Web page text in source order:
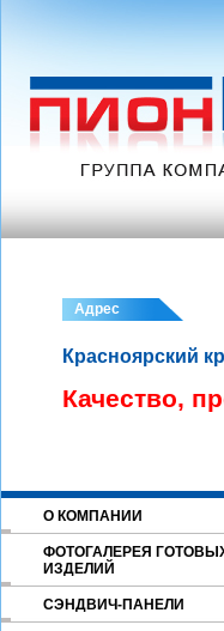
Адрес
Красноярский
Качество,
О КОМПАНИИ
ФОТОГАЛЕРЕЯ
ИЗДЕЛИЙ
CЭНДВИЧ-ПАНЕЛИ